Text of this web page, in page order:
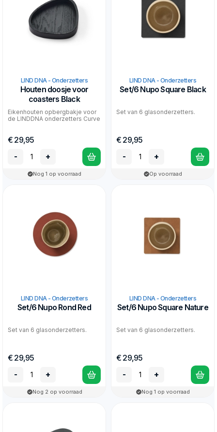
LIND DNA - Onderzetters
Houten doosje voor
coasters Black
Eikenhouten opbergbakje voor
de LINDDNA onderzetters Curve
€ 29,95
-
+
Nog 1 op voorraad
LIND DNA - Onderzetters
Set/6 Nupo Square Black
Set van 6 glasonderzetters.
€ 29,95
-
+
Op voorraad
LIND DNA - Onderzetters
Set/6 Nupo Rond Red
Set van 6 glasonderzetters.
€ 29,95
-
+
Nog 2 op voorraad
LIND DNA - Onderzetters
Set/6 Nupo Square Nature
Set van 6 glasonderzetters.
€ 29,95
-
+
Nog 1 op voorraad